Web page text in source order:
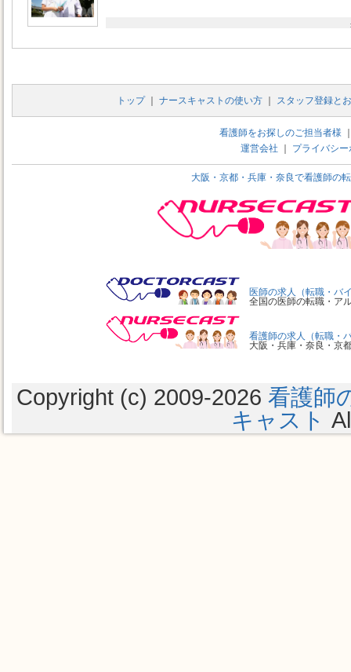
トップ｜ ナースキャストの使い方｜ スタッフ登録と
看護師をお探しのご担当者様
運営会社
プライバシ
大阪・京都・兵庫・奈良で看護師の
医師の求人（転職・バ
全国の医師の転職・ア
看護師の求人（転職・
大阪・兵庫・奈良・京
Copyright (c) 2009-2026 看護師
キャスト